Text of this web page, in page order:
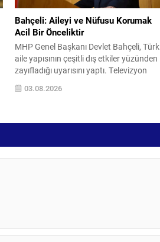
Bahçeli: Aileyi ve Nüfusu Korumak
Acil Bir Önceliktir
MHP Genel Başkanı Devlet Bahçeli, Türk
aile yapısının çeşitli dış etkiler yüzünden
zayıfladığı uyarısını yaptı. Televizyon
yayınları, sosyal medya ve LGBT gibi
akımların aile içi dengeleri
03.08.2026